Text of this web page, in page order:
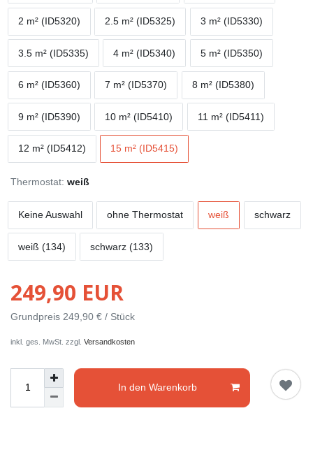
2 m² (ID5320) 2.5 m² (ID5325) 3 m² (ID5330)
3.5 m² (ID5335) 4 m² (ID5340) 5 m² (ID5350)
6 m² (ID5360) 7 m² (ID5370) 8 m² (ID5380)
9 m² (ID5390) 10 m² (ID5410) 11 m² (ID5411)
12 m² (ID5412) 15 m² (ID5415)
Thermostat: weiß
Keine Auswahl ohne Thermostat weiß schwarz
weiß (134) schwarz (133)
249,90 EUR
Grundpreis 249,90 € / Stück
inkl. ges. MwSt. zzgl. Versandkosten
In den Warenkorb